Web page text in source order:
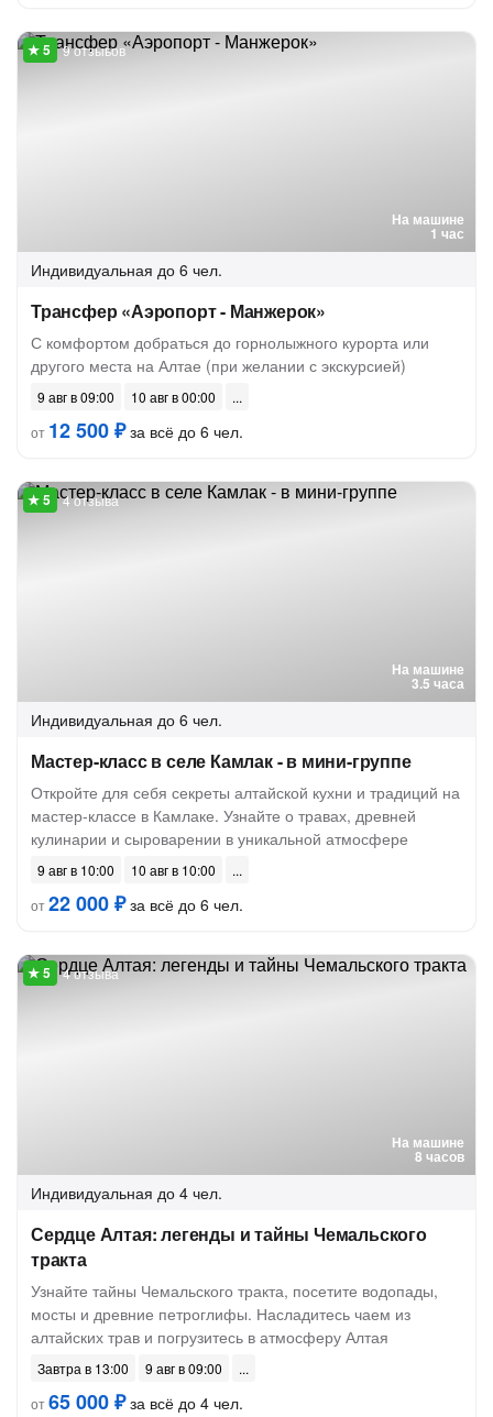
На машине
1 час
9 отзывов
Индивидуальная до 6 чел.
Трансфер «Аэропорт - Манжерок»
С комфортом добраться до горнолыжного курорта или
другого места на Алтае (при желании с экскурсией)
9 авг в 09:00
10 авг в 00:00
от 12 500 ₽за всё до 6 чел.
На машине
3.5 часа
4 отзыва
Индивидуальная до 6 чел.
Мастер-класс в селе Камлак - в мини-группе
Откройте для себя секреты алтайской кухни и традиций на
мастер-классе в Камлаке. Узнайте о травах, древней
кулинарии и сыроварении в уникальной атмосфере
9 авг в 10:00
10 авг в 10:00
от22 000 ₽за всё до 6 чел.
На машине
8 часов
4 отзыва
Индивидуальная до 4 чел.
Сердце Алтая: легенды и тайны Чемальского
тракта
Узнайте тайны Чемальского тракта, посетите водопады,
мосты и древние петроглифы. Насладитесь чаем из
алтайских трав и погрузитесь в атмосферу Алтая
Завтра в 13:00
9 авг в 09:00
от65 000 ₽за всё до 4 чел.